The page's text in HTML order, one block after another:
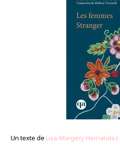
Un texte de Lisa-Margery